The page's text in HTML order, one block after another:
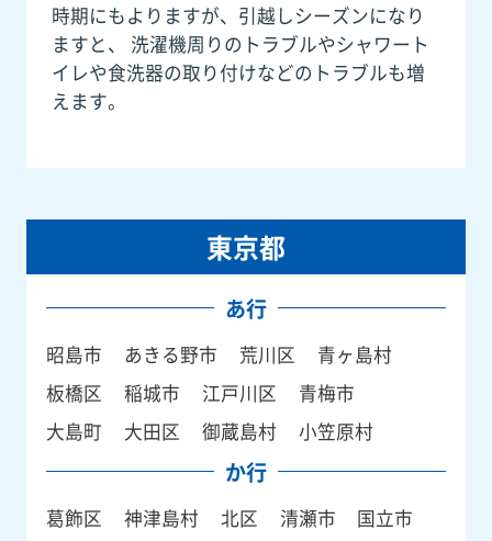
時期にもよりますが、引越しシーズンになり
ますと、 洗濯機周りのトラブルやシャワート
イレや食洗器の取り付けなどのトラブルも増
えます。
東京都
あ行
昭島市 あきる野市 荒川区
青ヶ島村
板橋区
稲城市 江戸川区
青梅市
大島町
大田区 御蔵島村 小笠原村
か行
葛飾区 神津島村 北区 清瀬市
国立市